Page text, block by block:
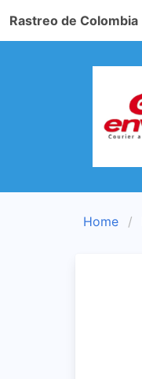
Rastreo de Colombia
Home